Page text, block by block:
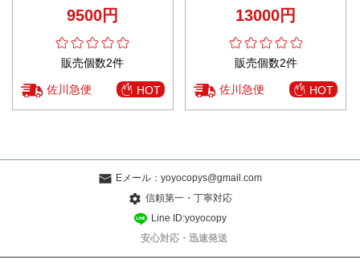
紫外線防止 グレイ
9500円
販売個数2件
佐川急便 HOT
13000円
販売個数2件
佐川急便 HOT
Eメール： yoyocopys@gmail.com
信頼第一・丁寧対応
Line ID:yoyocopy
安心対応・迅速発送